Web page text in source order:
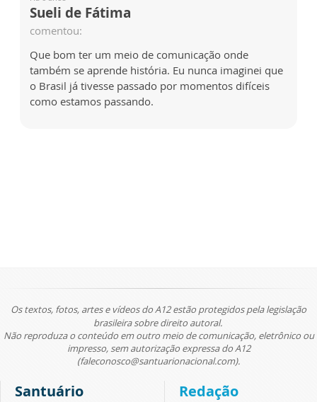
Sueli de Fátima
comentou:
Que bom ter um meio de comunicação onde
também se aprende história. Eu nunca imaginei que
o Brasil já tivesse passado por momentos difíceis
como estamos passando.
Os textos, fotos, artes e vídeos do A12 estão protegidos pela legislação
brasileira sobre direito autoral.
Não reproduza o conteúdo em outro meio de comunicação, eletrônico ou
impresso, sem autorização expressa do A12
(faleconosco@santuarionacional.com).
Santuário Redação